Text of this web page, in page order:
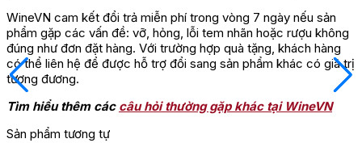
WineVN cam kết đổi trả miễn phí trong vòng 7 ngày nếu sản
phẩm gặp các vấn đề: vỡ, hỏng, lỗi tem nhãn hoặc rượu không
đúng như đơn đặt hàng. Với trường hợp quà tặng, khách hàng
có thể liên hệ để được hỗ trợ đổi sang sản phẩm khác có giá trị
tương đương.
Tìm hiểu thêm các câu hỏi thường gặp khác tại WineVN
Sản phẩm tương tự